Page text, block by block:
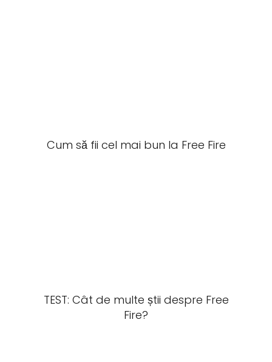
Cum să fii cel mai bun la Free Fire
TEST: Cât de multe știi despre Free
Fire?